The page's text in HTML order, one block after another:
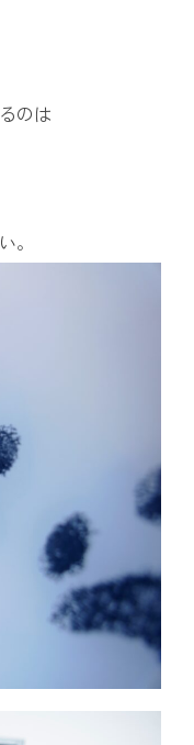
のは
。